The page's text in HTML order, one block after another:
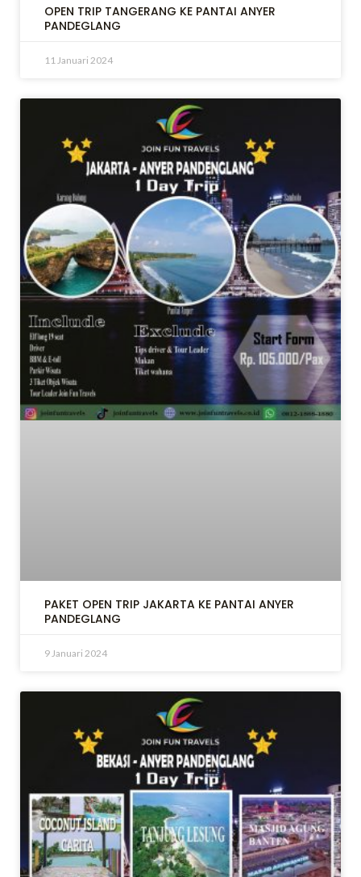
OPEN TRIP TANGERANG KE PANTAI ANYER
PANDEGLANG
11 Januari 2024
PAKET OPEN TRIP JAKARTA KE PANTAI ANYER
PANDEGLANG
9 Januari 2024